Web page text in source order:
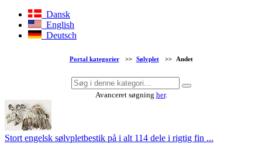
Dansk
English
Deutsch
Portal kategorier >> Sølvplet >> Andet
Avanceret søgning her.
Stort engelsk sølvpletbestik på i alt 114 dele i rigtig fin ...